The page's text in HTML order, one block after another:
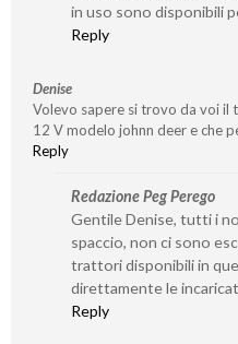
in uso sono disponibili
Reply
Denise
Volevo sapere si trovo da voi
12 V modelo johnn deer e che
Reply
Redazione Peg Perego
Gentile Denise, tutti i
spaccio, non ci sono
trattori disponibili in
direttamente le
Reply